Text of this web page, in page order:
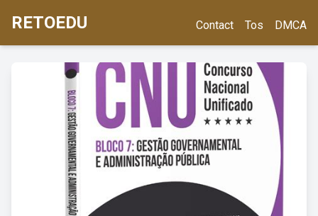
RETOEDU Contact Tos DMCA